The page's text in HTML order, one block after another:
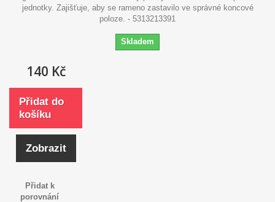
jednotky. Zajišťuje, aby se rameno zastavilo ve správné koncové
poloze. - 5313213391
Skladem
140 Kč
Přidat do
košíku
Zobrazit
Přidat k
porovnání